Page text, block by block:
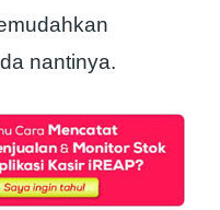
nantinya.